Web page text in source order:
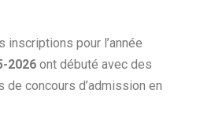
inscriptions pour l’année
2026 ont débuté avec des
de concours d’admission en